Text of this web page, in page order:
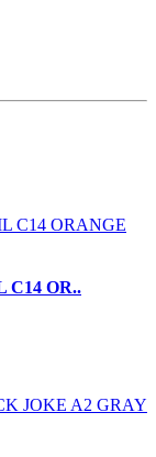
C14 OR..